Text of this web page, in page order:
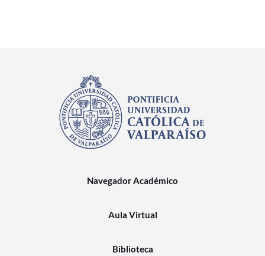
Navegador Académico
Aula Virtual
Biblioteca